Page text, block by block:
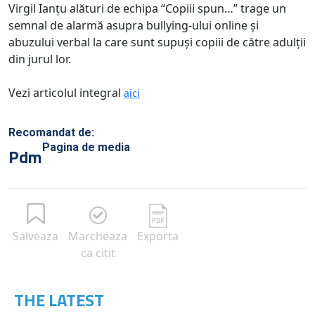
Virgil Ianţu alături de echipa “Copiii spun…” trage un
semnal de alarmă asupra bullying-ului online şi
abuzului verbal la care sunt supuşi copiii de către adulţii
din jurul lor.
Vezi articolul integral aici
Recomandat de:
Pdm Pagina de media
Salveaza
Marcheaza
ca citit
Exporta
THE LATEST